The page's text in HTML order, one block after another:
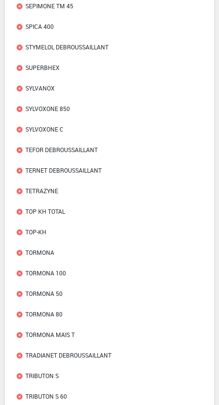
SEPIMONE TM 45
SPICA 400
STYMELOL DEBROUSSAILLANT
SUPERBHEX
SYLVANOX
SYLVOXONE 850
SYLVOXONE C
TEFOR DEBROUSSAILLANT
TERNET DEBROUSSAILLANT
TETRAZYNE
TOP KH TOTAL
TOP-KH
TORMONA
TORMONA 100
TORMONA 50
TORMONA 80
TORMONA MAIS T
TRADIANET DEBROUSSAILLANT
TRIBUTON S
TRIBUTON S 60